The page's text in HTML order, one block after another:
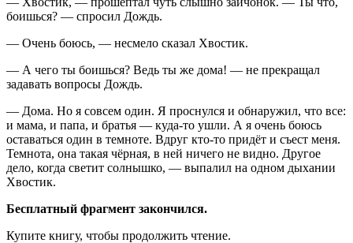
боишься? — спросил Дождь.
— Очень боюсь, — несмело сказал Хвостик.
— А чего ты боишься? Ведь ты же дома! — не прекращал
задавать вопросы Дождь.
— Дома. Но я совсем один. Я проснулся и обнаружил, что все:
и мама, и папа, и братья — куда-то ушли. А я очень боюсь
оставаться один в темноте. Вдруг кто-то придёт и съест меня.
Темнота, она такая чёрная, в ней ничего не видно. Другое
дело, когда светит солнышко, — выпалил на одном дыхании
Хвостик.
Бесплатный фрагмент закончился.
Купите книгу, чтобы продолжить чтение.